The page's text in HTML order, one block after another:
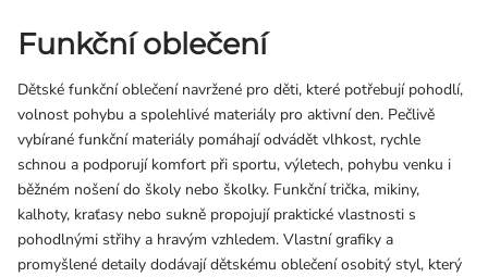
Pánské
Kolekce
Dárkové poukazy
Vlastní design
Měna
Funkční oblečení
Dětské funkční oblečení navržené pro děti, které potřebují pohodlí,
volnost pohybu a spolehlivé materiály pro aktivní den. Pečlivě
vybírané funkční materiály pomáhají odvádět vlhkost, rychle
schnou a podporují komfort při sportu, výletech, pohybu venku i
běžném nošení do školy nebo školky. Funkční trička, mikiny,
kalhoty, kraťasy nebo sukně propojují praktické vlastnosti s
pohodlnými střihy a hravým vzhledem. Vlastní grafiky a
promyšlené detaily dodávají dětskému oblečení osobitý styl, který